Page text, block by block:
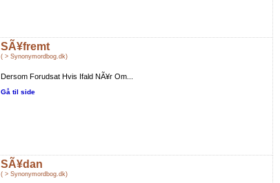
SÃ¥fremt
( > Synonymordbog.dk)
Dersom Forudsat Hvis Ifald NÃ¥r Om...
Gå til side
SÃ¥dan
( > Synonymordbog.dk)